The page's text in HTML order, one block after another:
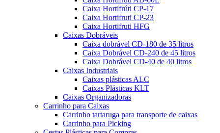
Caixa Hortifrúti CP-17
Caixa Hortifruti CP-23
Caixa Hortifruti HFG
Caixas Dobráveis
Caixa dobrável CD-180 de 35 litros
Caixa Dobrável CD-240 de 45 litros
Caixa Dobrável CD-40 de 40 litros
Caixas Industriais
Caixas plásticas ALC
Caixas Plásticas KLT
Caixas Organizadoras
Carrinho para Caixas
Carrinho tartaruga para transporte de caixas
Carrinho para Picking